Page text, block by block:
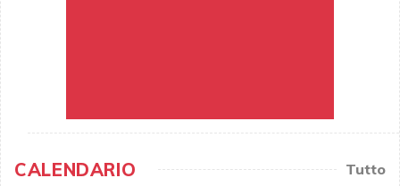
CALENDARIO Tutto